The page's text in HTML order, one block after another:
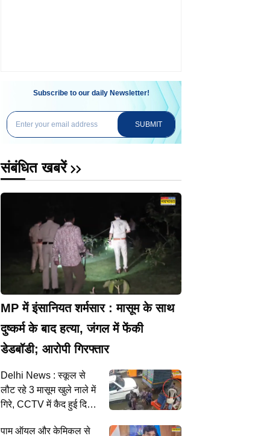
Subscribe to our daily Newsletter!
SUBMIT
संबंधित खबरें
MP में इंसानियत शर्मसार : मासूम के साथ
दुष्कर्म के बाद हत्या, जंगल में फेंकी
डेडबॉडी; आरोपी गिरफ्तार
Delhi News : स्कूल से
लौट रहे 3 मासूम खुले नाले में
गिरे, CCTV में कैद हुई दिल
पाम ऑयल और केमिकल से